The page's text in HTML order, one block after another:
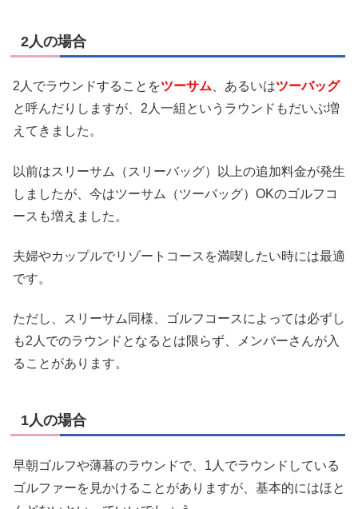
2人の場合
2人でラウンドすることをツーサム 、あるいはツーバッグ
と呼んだりしますが、2人一組というラウンドもだいぶ増
えてきました。
以前はスリーサム（スリーバッグ）以上の追加料金が発生
しましたが、今はツーサム（ツーバッグ）OKのゴルフコ
ースも増えました。
夫婦やカップルでリゾートコースを満喫したい時には最適
です。
ただし、スリーサム同様、ゴルフコースによっては必ずし
も2人でのラウンドとなるとは限らず、メンバーさんが入
ることがあります。
1人の場合
早朝ゴルフや薄暮のラウンドで、1人でラウンドしている
ゴルファーを見かけることがありますが、基本的にはほと